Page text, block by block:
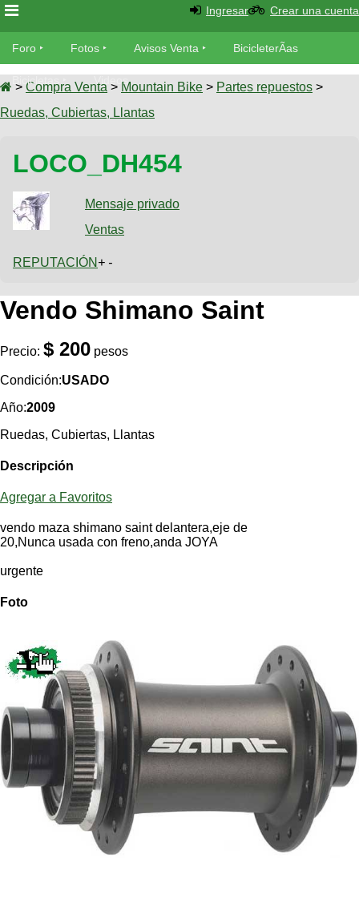
Foro
Foro
TÃ©cnica
Fotos
tu foto
Galeria
XC
Bicicletas
Descenso
triatlon
De
Retro
Enduro
Ranking
del
Fotos
mas
votadas
SUBÃ
tu
Ultimos
ReputaciÃ³n
Compras
Mis
Ventas
BicicleterÃ­
as
Bicicletas
Freerider
TÃ©cnica
MecÃ¡nica
Robadas
Noticias
Calendario
Videos
de
de
Foro
de
viajes
Usuarios
Ãšltimos
Buscar
Mis
de
Amigos
Ingresar Crear una cuenta
Foro Fotos Avisos Venta BicicleterÃ­as
Bicicletas Videos
> Compra Venta > Mountain Bike > Partes repuestos >
Ruedas, Cubiertas, Llantas
LOCO_DH454
Mensaje privado
Ventas
REPUTACIÓN + -
Vendo Shimano Saint
Precio: $ 200 pesos
Condición:USADO
Año:2009
Ruedas, Cubiertas, Llantas
Descripción
Agregar a Favoritos
vendo maza shimano saint delantera,eje de
20,Nunca usada con freno,anda JOYA
urgente
Foto